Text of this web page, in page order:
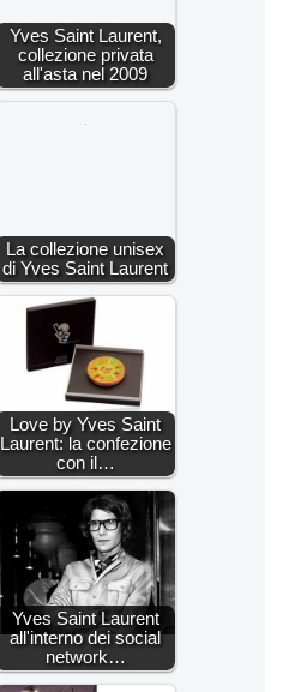
Yves Saint Laurent,
collezione privata
all'asta nel 2009
La collezione unisex
di Yves Saint Laurent
Love by Yves Saint
Laurent: la confezione
con il…
Yves Saint Laurent
all'interno dei social
network…